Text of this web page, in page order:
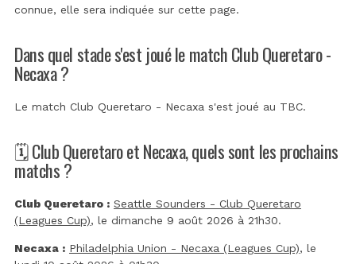
connue, elle sera indiquée sur cette page.
Dans quel stade s'est joué le match Club Queretaro -
Necaxa ?
Le match Club Queretaro - Necaxa s'est joué au TBC.
🗓️ Club Queretaro et Necaxa, quels sont les prochains
matchs ?
Club Queretaro : Seattle Sounders - Club Queretaro
(Leagues Cup), le dimanche 9 août 2026 à 21h30.
Necaxa : Philadelphia Union - Necaxa (Leagues Cup), le